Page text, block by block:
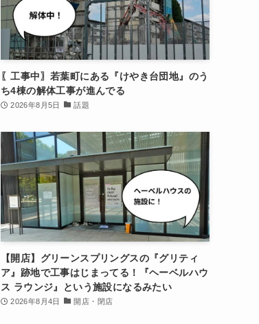
〖工事中〗若葉町にある『けやき台団地』のう
ち4棟の解体工事が進んでる
2026年8月5日 話題
【開店】グリーンスプリングスの『グリティ
ア』跡地で工事はじまってる！『ヘーベルハウ
ス ラウンジ』という施設になるみたい
2026年8月4日 開店・閉店